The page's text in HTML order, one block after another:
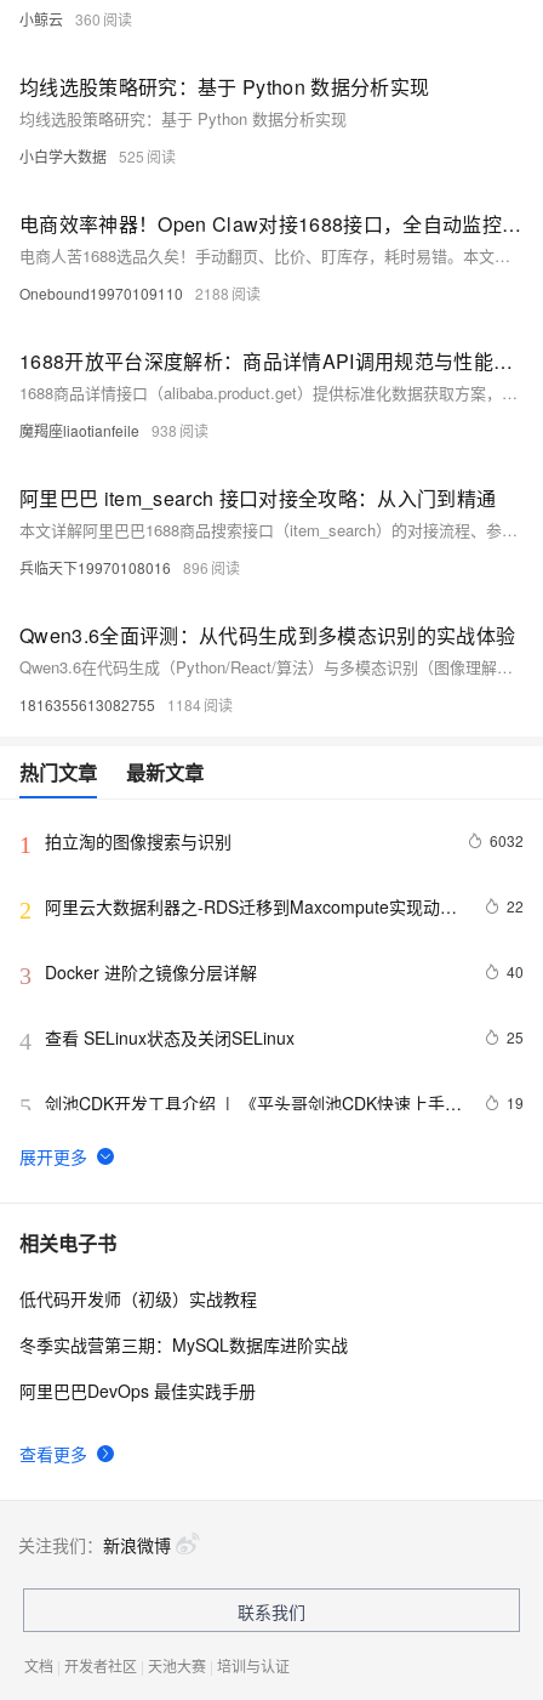
小鲸云 360
均线选股策略研究：基于 Python 数据分析实现
均线选股策略研究：基于 Python 数据分析实现
小白学大数据 525
电商效率神器！Open Claw对接1688接口，全自动监控选品教程（附完整源码）
电商人苦1688选品久矣！手动翻页、比价、盯库存，耗时易错。本文提供开箱即用方案：用Open Claw官方接口5分钟接入，无需爬虫、不惧反爬，一键获取标题、价格、SKU、库存、销量等全量数据。附完整Python代码，复制配置即可运行，支持自动监控、智能选品、批量比价，个人卖家/工作室/跨境采购皆可高效落地。（239字）
Onebound19970109110 2188
1688开放平台深度解析：商品详情API调用规范与性能优化策略
1688商品详情接口（alibaba.product.get）提供标准化数据获取方案，支持50+字段，涵盖商品基础信息、SKU详情、价格库存、图文视频资源。适用于电商比价、供应链管理、竞品分析及跨境信息同步，助力企业提升采购效率与市场响应速度。提供Python调用示例及常见问题解决方案，推荐使用本地缓存、异常重试机制和保险服务优化调用体验。
魔羯座liaotianfeile 938
阿里巴巴 item_search 接口对接全攻略：从入门到精通
本文详解阿里巴巴1688商品搜索接口（item_search）的对接流程、参数配置与Python实现，涵盖认证签名、分页查询、错误处理及最佳实践，助力开发者高效构建采购系统与市场分析工具。
兵临天下19970108016 896
Qwen3.6全面评测：从代码生成到多模态识别的实战体验
Qwen3.6在代码生成（Python/React/算法）与多模态识别（图像理解、情感分析）方面表现卓越；支持Vibe Coding上下文连贯编程，百炼平台易接入、免费额度足、定价灵活，是开发者高效落地AI应用的优选国产大模型。（239字）
1816355613082755 1184
热门文章 最新文章
1 拍立淘的图像搜索与识别 6032
2
阿里云大数据利器之-RDS迁移到Maxcompute实现动态
22
3 Docker 进阶之镜像分层详解 40
4 查看 SELinux状态及关闭SELinux 25
5 剑池CDK开发工具介绍  |  《平头哥剑池CDK快速上手指
19
6 WebAssembly 在 MOSN 中的实践 - 基础框架篇
7 userdel使用说明
8 自己看系统的“系统还原”
相关电子书
查看更多
低代码开发师（初级）实战教程
冬季实战营第三期：MySQL数据库进阶实战
阿里巴巴DevOps 最佳实践手册
关注我们： 新浪微博
联系我们
文档 | 开发者社区 | 天池大赛 | 培训与认证